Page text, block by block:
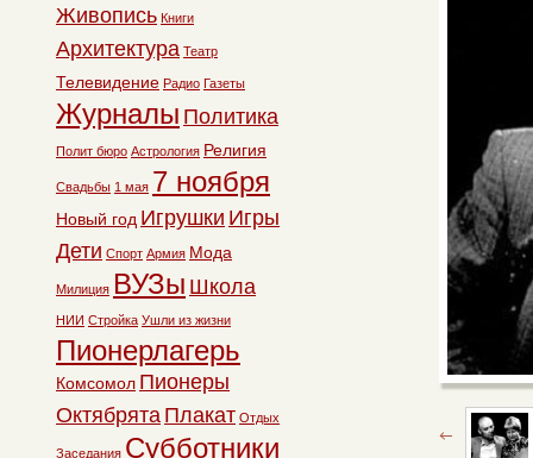
Живопись Книги
Архитектура Театр
Телевидение Радио Газеты
Журналы Политика
Полит бюро Астрология Религия
Свадьбы 1 мая 7 ноября
Новый год Игрушки Игры
Дети Спорт Армия Мода
Милиция ВУЗы Школа
НИИ Стройка Ушли из жизни
Пионерлагерь
Комсомол Пионеры
Октябрята Плакат Отдых
Заседания Субботники